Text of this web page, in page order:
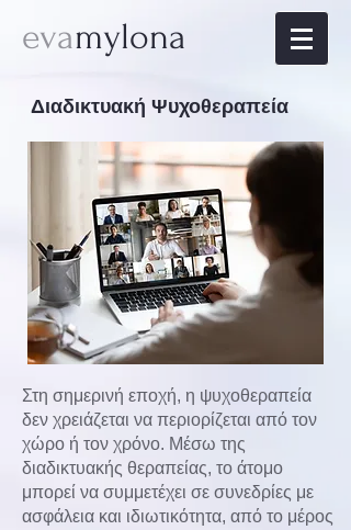
evamylona
Διαδικτυακή Ψυχοθεραπεία
Στη σημερινή εποχή, η ψυχοθεραπεία
δεν χρειάζεται να περιορίζεται από τον
χώρο ή τον χρόνο. Μέσω της
διαδικτυακής θεραπείας, το άτομο
μπορεί να συμμετέχει σε συνεδρίες με
ασφάλεια και ιδιωτικότητα, από το μέρος